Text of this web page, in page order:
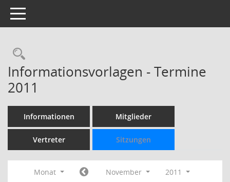
Toggle navigation
Rechercheauswahl
Informationsvorlagen - Termine
2011
Informationen Mitglieder
Vertreter Sitzungen
Monat November
2011